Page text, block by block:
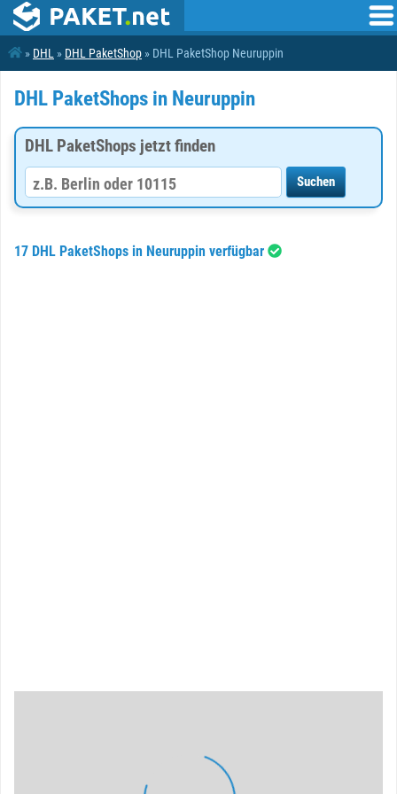
» DHL » DHL PaketShop » DHL PaketShop Neuruppin
DHL PaketShops in Neuruppin
DHL PaketShops jetzt finden
17 DHL PaketShops in Neuruppin verfügbar